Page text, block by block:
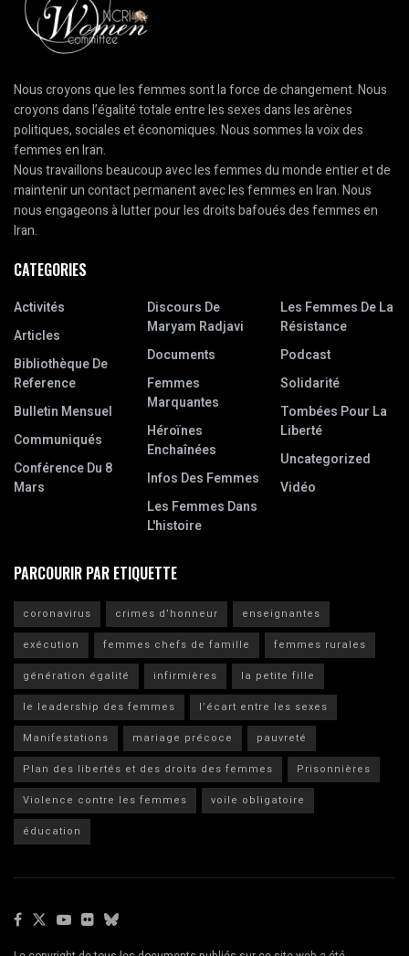
Nous croyons que les femmes sont la force de changement. Nous
croyons dans l’égalité totale entre les sexes dans les arènes
politiques, sociales et économiques. Nous sommes la voix des
femmes en Iran.
Nous travaillons beaucoup avec les femmes du monde entier et de
maintenir un contact permanent avec les femmes en Iran. Nous
nous engageons à lutter pour les droits bafoués des femmes en
Iran.
CATEGORIES
Activités
Articles
Bibliothèque De
Reference
Bulletin Mensuel
Communiqués
Conférence Du 8
Mars
Discours De
Maryam Radjavi
Documents
Femmes
Marquantes
Héroïnes
Enchaînées
Infos Des Femmes
Les Femmes Dans
L'histoire
Les Femmes De La
Résistance
Podcast
Solidarité
Tombées Pour La
Liberté
Uncategorized
Vidéo
PARCOURIR PAR ETIQUETTE
coronavirus crimes d’honneur
enseignantes
exécution
femmes chefs de famille
femmes rurales
génération égalité
infirmières
la petite fille
le leadership des femmes
l’écart entre les sexes
Manifestations
mariage précoce
pauvreté
Plan des libertés et des droits des femmes
Prisonnières
Violence contre les femmes
voile obligatoire
éducation